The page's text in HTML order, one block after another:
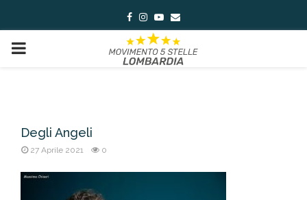
Facebook
Instagram
Youtube
Email
PRIMARY
Degli Angeli
27 Aprile 2021 0